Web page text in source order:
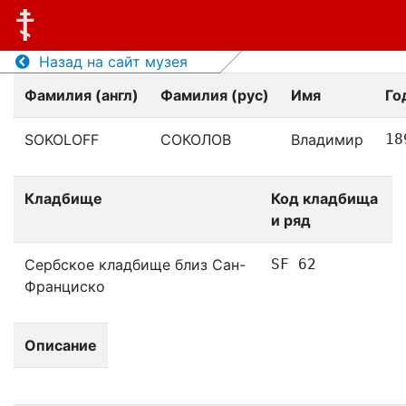
Назад на сайт музея
Фамилия (англ)
Фамилия (рус) Имя
SOKOLOFF СОКОЛОВ Владимир
Кладбище
Код кладбища
и ряд
Сербское кладбище близ Сан-
Франциско
SF 62
Описание